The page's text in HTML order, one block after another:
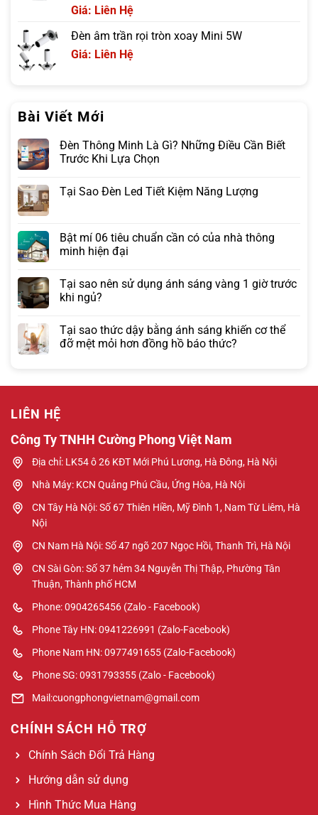
Giá: Liên Hệ
Đèn âm trần rọi tròn xoay Mini 5W
Giá: Liên Hệ
Bài Viết Mới
Đèn Thông Minh Là Gì? Những Điều Cần Biết
Trước Khi Lựa Chọn
Tại Sao Đèn Led Tiết Kiệm Năng Lượng
Bật mí 06 tiêu chuẩn cần có của nhà thông
minh hiện đại
Tại sao nên sử dụng ánh sáng vàng 1 giờ trước
khi ngủ?
Tại sao thức dậy bằng ánh sáng khiến cơ thể
đỡ mệt mỏi hơn đồng hồ báo thức?
LIÊN HỆ
Công Ty TNHH Cường Phong Việt Nam
Địa chỉ: LK54 ô 26 KĐT Mới Phú Lương, Hà Đông, Hà Nội
Nhà Máy: KCN Quảng Phú Cầu, Ứng Hòa, Hà Nội
CN Tây Hà Nội: Số 67 Thiên Hiền, Mỹ Đình 1, Nam Từ Liêm, Hà
Nội
CN Nam Hà Nội: Số 47 ngõ 207 Ngọc Hồi, Thanh Trì, Hà Nội
CN Sài Gòn: Số 37 hẻm 34 Nguyễn Thị Thập, Phường Tân
Thuận, Thành phố HCM
Phone: 0904265456 (Zalo - Facebook)
Phone Tây HN: 0941226991 (Zalo-Facebook)
Phone Nam HN: 0977491655 (Zalo-Facebook)
Phone SG: 0931793355 (Zalo - Facebook)
Mail:cuongphongvietnam@gmail.com
CHÍNH SÁCH HỖ TRỢ
Chính Sách Đổi Trả Hàng
Hướng dẫn sử dụng
Hình Thức Mua Hàng